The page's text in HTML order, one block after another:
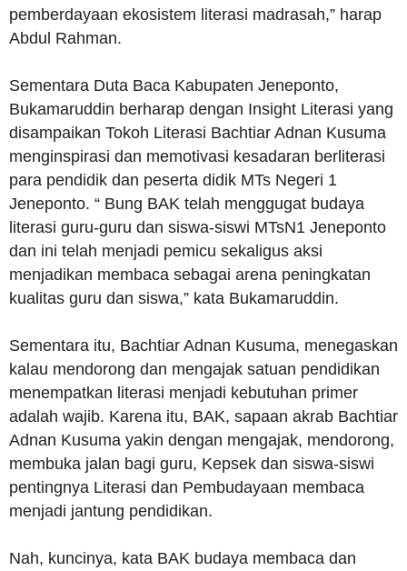
pemberdayaan ekosistem literasi madrasah,” harap
Abdul Rahman.
Sementara Duta Baca Kabupaten Jeneponto,
Bukamaruddin berharap dengan Insight Literasi yang
disampaikan Tokoh Literasi Bachtiar Adnan Kusuma
menginspirasi dan memotivasi kesadaran berliterasi
para pendidik dan peserta didik MTs Negeri 1
Jeneponto. “ Bung BAK telah menggugat budaya
literasi guru-guru dan siswa-siswi MTsN1 Jeneponto
dan ini telah menjadi pemicu sekaligus aksi
menjadikan membaca sebagai arena peningkatan
kualitas guru dan siswa,” kata Bukamaruddin.
Sementara itu, Bachtiar Adnan Kusuma, menegaskan
kalau mendorong dan mengajak satuan pendidikan
menempatkan literasi menjadi kebutuhan primer
adalah wajib. Karena itu, BAK, sapaan akrab Bachtiar
Adnan Kusuma yakin dengan mengajak, mendorong,
membuka jalan bagi guru, Kepsek dan siswa-siswi
pentingnya Literasi dan Pembudayaan membaca
menjadi jantung pendidikan.
Nah, kuncinya, kata BAK budaya membaca dan